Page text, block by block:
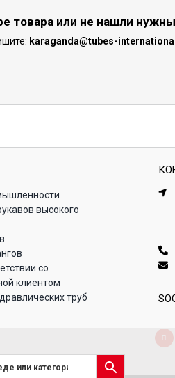
товара или не нашли
karaganda@tubes-
высокого
со
клиентом
труб